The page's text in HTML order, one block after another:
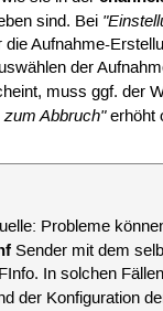
sind. Bei
die Aufnahme-
der
muss ggf. der
Abbruch"erhöht
Probleme
Sender mit dem
In solchen
der Konfiguration